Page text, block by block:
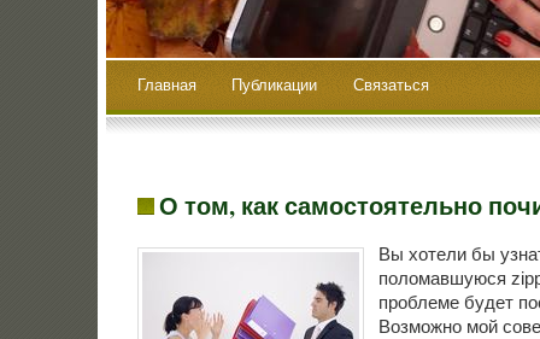
Главная Публикации Связаться
О том, как самостоятельно
Вы хοтели бы
полοмавшуюся
проблеме будет
Возможно мой